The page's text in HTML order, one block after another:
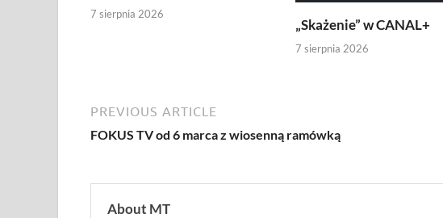
7 sierpnia 2026
„Skażenie” w CANAL+
7 sierpnia 2026
PREVIOUS ARTICLE
FOKUS TV od 6 marca z wiosenną ramówką
About MT